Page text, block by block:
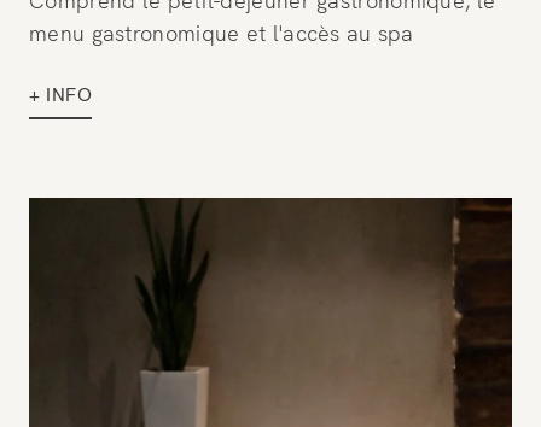
menu gastronomique et l'accès au spa
+ INFO